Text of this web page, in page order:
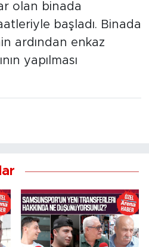
olan binada
başladı. Binada
ardından enkaz
yapılması